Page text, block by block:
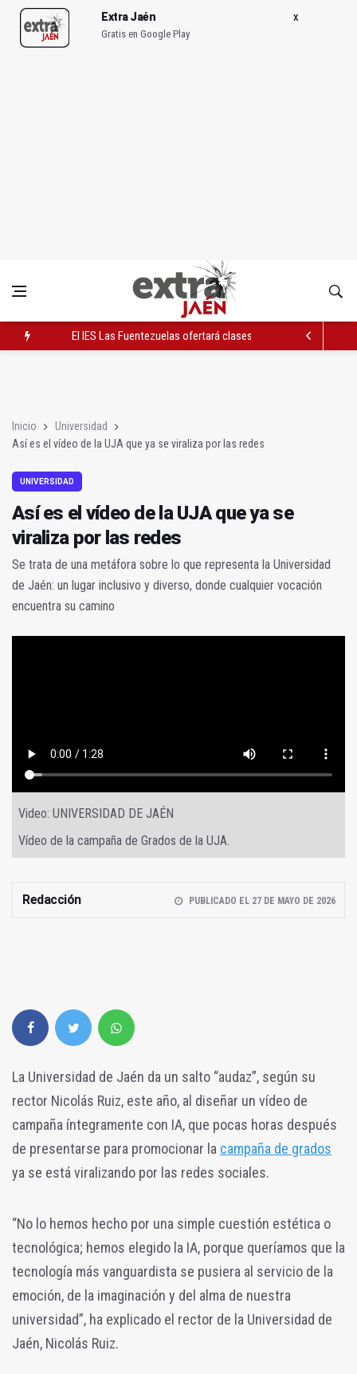
Extra Jaén
Gratis en Google Play
El IES Las Fuentezuelas ofertará clases de fútbol sala el
Inicio
Universidad
Así es el vídeo de la UJA que ya se viraliza por las redes
UNIVERSIDAD
Así es el vídeo de la UJA que ya se
viraliza por las redes
Se trata de una metáfora sobre lo que representa la Universidad
de Jaén: un lugar inclusivo y diverso, donde cualquier vocación
encuentra su camino
Video: UNIVERSIDAD DE JAÉN
Vídeo de la campaña de Grados de la UJA.
Redacción PUBLICADO EL 27 DE MAYO DE 2026
La Universidad de Jaén da un salto “audaz”, según su
rector Nicolás Ruiz, este año, al diseñar un vídeo de
campaña íntegramente con IA, que pocas horas después
de presentarse para promocionar la campaña de grados
ya se está viralizando por las redes sociales.
“No lo hemos hecho por una simple cuestión estética o
tecnológica; hemos elegido la IA, porque queríamos que la
tecnología más vanguardista se pusiera al servicio de la
emoción, de la imaginación y del alma de nuestra
universidad”, ha explicado el rector de la Universidad de
Jaén, Nicolás Ruiz.